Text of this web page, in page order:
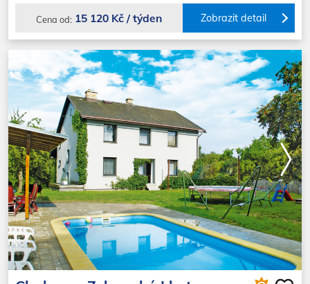
Cena od: 15 120 Kč / týden Zobrazit detail